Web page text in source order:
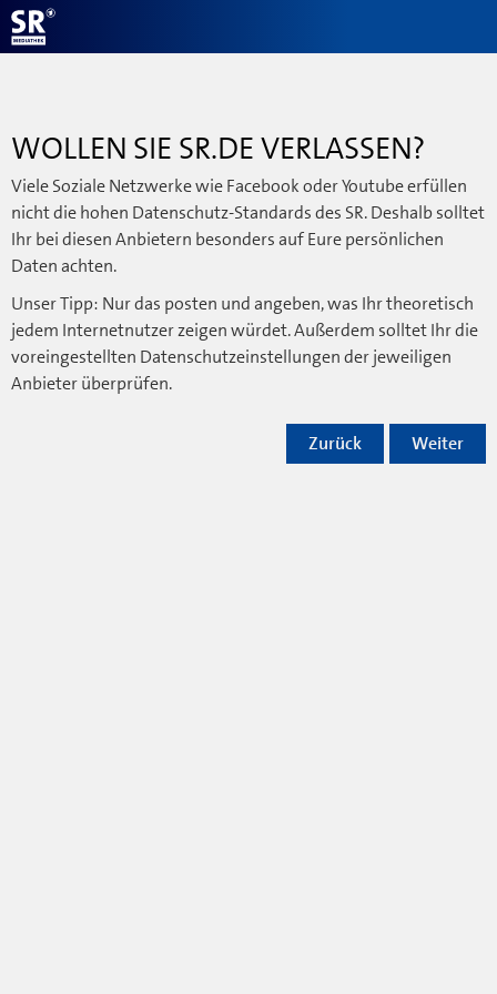
WOLLEN SIE SR.DE VERLASSEN?
Viele Soziale Netzwerke wie Facebook oder Youtube erfüllen
nicht die hohen Datenschutz-Standards des SR. Deshalb solltet
Ihr bei diesen Anbietern besonders auf Eure persönlichen
Daten achten.
Unser Tipp: Nur das posten und angeben, was Ihr theoretisch
jedem Internetnutzer zeigen würdet. Außerdem solltet Ihr die
voreingestellten Datenschutzeinstellungen der jeweiligen
Anbieter überprüfen.
Weiter
Zurück